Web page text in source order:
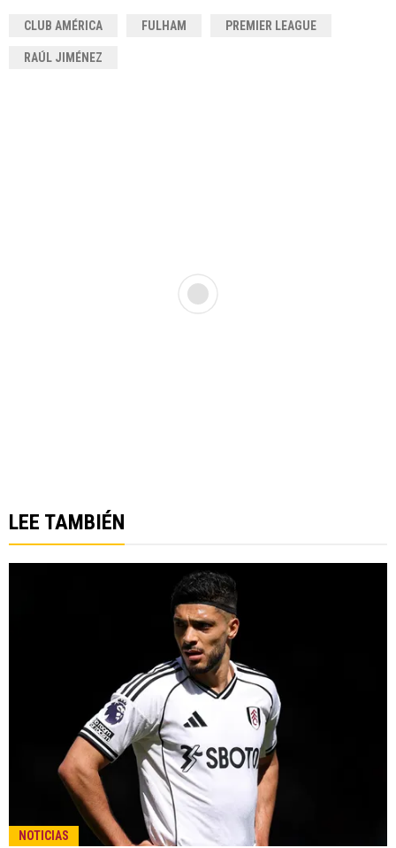
CLUB AMÉRICA FULHAM PREMIER LEAGUE
RAÚL JIMÉNEZ
LEE TAMBIÉN
NOTICIAS